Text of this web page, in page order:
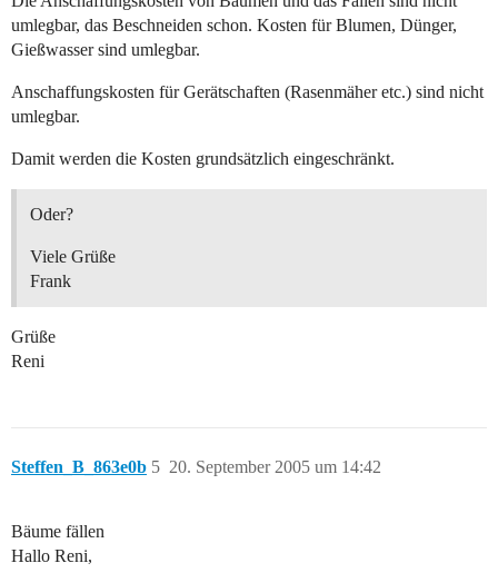
umlegbar, das Beschneiden schon. Kosten für Blumen, Dünger,
Gießwasser sind umlegbar.
Anschaffungskosten für Gerätschaften (Rasenmäher etc.) sind nicht
umlegbar.
Damit werden die Kosten grundsätzlich eingeschränkt.
Oder?
Viele Grüße
Frank
Grüße
Reni
Steffen_B_863e0b 20. September 2005 um 14:42
5
Bäume fällen
Hallo Reni,